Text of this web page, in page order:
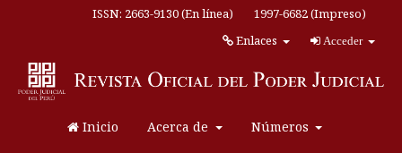
Inicio Acerca de Números
ISSN: 2663-9130 (En línea)
1997-6682 (Impreso)
Enlaces
Acceder